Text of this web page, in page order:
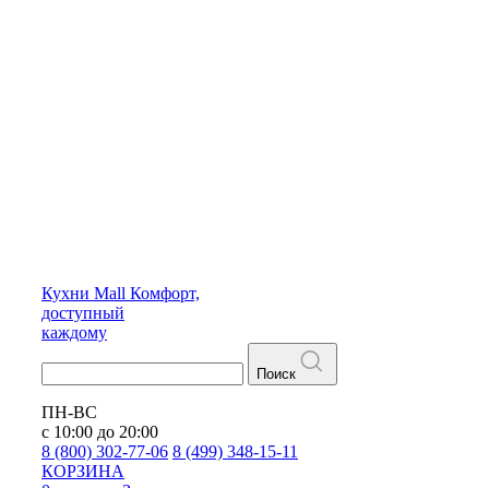
Кухни Mall Комфорт,
доступный
каждому
Поиск
ПН-ВС
с 10:00 до 20:00
8 (800) 302-77-06 8 (499) 348-15-11
КОРЗИНА